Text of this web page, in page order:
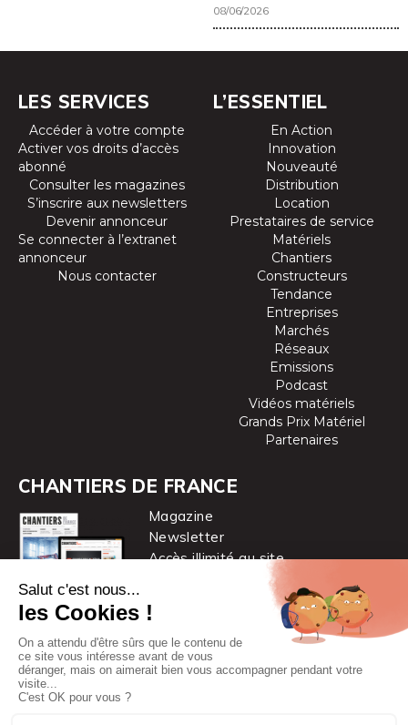
08/06/2026
LES SERVICES
Accéder à votre compte
Activer vos droits d’accès
abonné
Consulter les magazines
S’inscrire aux newsletters
Devenir annonceur
Se connecter à l’extranet
annonceur
Nous contacter
L’ESSENTIEL
En Action
Innovation
Nouveauté
Distribution
Location
Prestataires de service
Matériels
Chantiers
Constructeurs
Tendance
Entreprises
Marchés
Réseaux
Emissions
Podcast
Vidéos matériels
Grands Prix Matériel
Partenaires
CHANTIERS DE FRANCE
Magazine
Newsletter
Accès illimité au site
Chantiers de France est une marque